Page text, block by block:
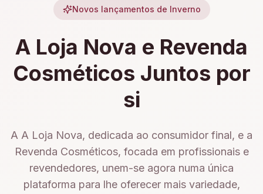
Novos lançamentos de Inverno
A Loja Nova e Revenda
Cosméticos Juntos por
si
A A Loja Nova, dedicada ao consumidor final, e a
Revenda Cosméticos, focada em profissionais e
revendedores, unem-se agora numa única
plataforma para lhe oferecer mais variedade,